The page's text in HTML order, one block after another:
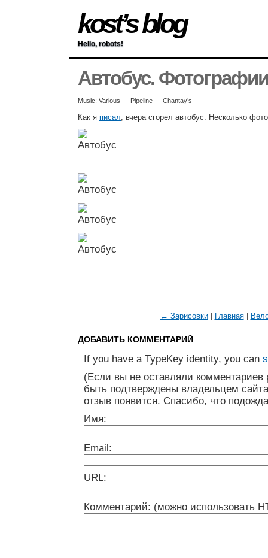
kost’s blog
Hello, robots!
Автобус. Фотографии
Music: Various — Pipeline — Chantay’s
Как я писал, вчера сгорел автобус. Несколько
← Зарисовки| Главная|
ДОБАВИТЬ КОММЕНТАРИЙ
If you have a TypeKey identity, you can
(Если вы не оставляли
быть подтверждены владельцем
отзыв появится. Спасибо, что
Имя:
Email:
URL:
Комментарий: (можно использовать